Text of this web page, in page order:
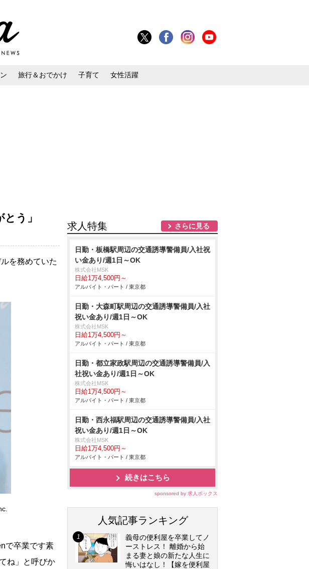
旅行＆おでかけ 子育て 女性活躍
う」
を務めていた
で卒業です素
ね」と呼びか
求人特集 さらに見る
日勤・板橋駅周辺の交通誘導警備員/入社祝
い金あり/週1日～OK
株式会社MSK
日給1万4,500円～
アルバイト・パート / 東京都
日勤・大森町駅周辺の交通誘導警備員/入社
祝い金あり/週1日～OK
株式会社MSK
日給1万4,500円～
アルバイト・パート / 東京都
日勤・都立家政駅周辺の交通誘導警備員/入
社祝い金あり/週1日～OK
株式会社MSK
日給1万4,500円～
アルバイト・パート / 東京都
日勤・西永福駅周辺の交通誘導警備員/入社
祝い金あり/週1日～OK
株式会社MSK
日給1万4,500円～
アルバイト・パート / 東京都
続きはこちら
sponsored by 求人ボックス
人気記事ランキング
義母の便利屋を卒業してノ
ーストレス！ 離婚から始
まる妻と娘の新たな人生に
悔いはなし！【嫁を便利屋